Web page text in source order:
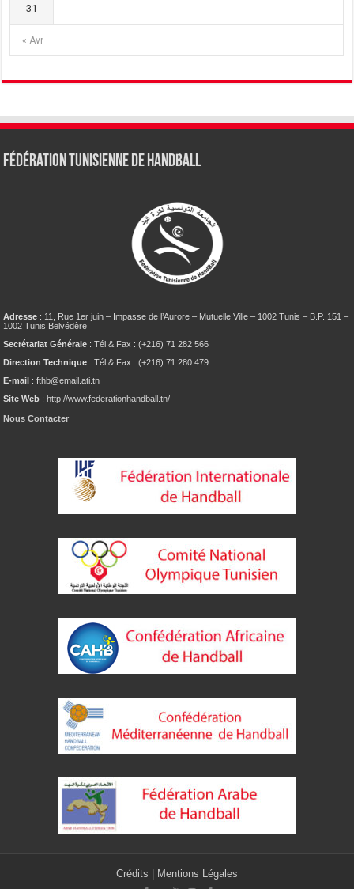
« Avr
31
Fédération tunisienne de Handball
Adresse : 11, Rue 1er juin – Impasse de l’Aurore – Mutuelle Ville – 1002 Tunis – B.P. 151 –
1002 Tunis Belvédère
Secrétariat Générale : Tél & Fax : (+216) 71 282 566
Direction Technique : Tél & Fax : (+216) 71 280 479
E-mail : fthb@email.ati.tn
Site Web : http://www.federationhandball.tn/
Nous Contacter
Crédits Mentions Légales